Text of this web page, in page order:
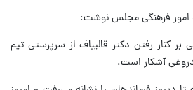
و امور فرهنگی مجلس نوشت:
بر کنار رفتن دکتر قالیباف از سرپرستی تیم
آشکار است.